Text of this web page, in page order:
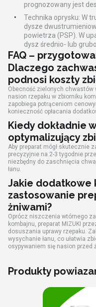
prognozowany jest
Technika oprysku: W
dysze
powietrza (PSP). W
dysz średnio- lub
FAQ –
Dlaczego
podnosi koszty
Obecność zielonych chwastów
nasion rzepaku w zbiorniku
zapobiega potrąceniom
konieczność opłacania
Kiedy dokładnie
optymalizujący
Aby preparat mógł skutecznie
precyzyjnie na 2-3 tygodnie
niezbędny do zaschnięcia
łanu.
Jakie dodatkowe
zastosowanie
żniwami?
Oprócz niszczenia wtórnego
kombajnu, preparat MIZUKI
dosuszania uprawy rzepaku.
wysychanie łanu, co ułatwia
osypywaniem się nasion przed
Produkty